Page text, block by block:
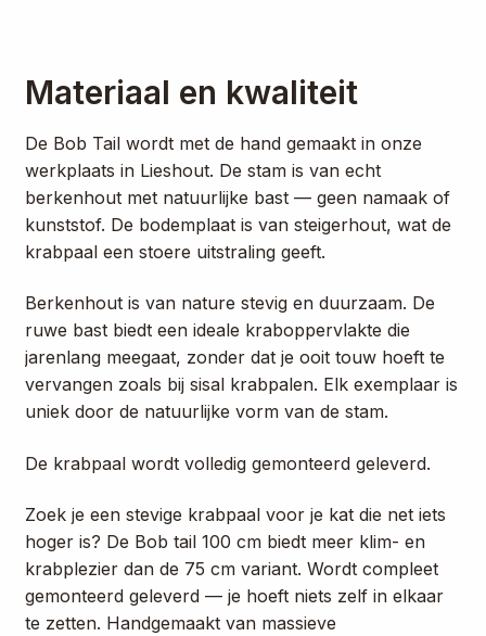
Materiaal en kwaliteit
De Bob Tail wordt met de hand gemaakt in onze
werkplaats in Lieshout. De stam is van echt
berkenhout met natuurlijke bast — geen namaak of
kunststof. De bodemplaat is van steigerhout, wat de
krabpaal een stoere uitstraling geeft.
Berkenhout is van nature stevig en duurzaam. De
ruwe bast biedt een ideale kraboppervlakte die
jarenlang meegaat, zonder dat je ooit touw hoeft te
vervangen zoals bij sisal krabpalen. Elk exemplaar is
uniek door de natuurlijke vorm van de stam.
De krabpaal wordt volledig gemonteerd geleverd.
Zoek je een stevige krabpaal voor je kat die net iets
hoger is? De Bob tail 100 cm biedt meer klim- en
krabplezier dan de 75 cm variant. Wordt compleet
gemonteerd geleverd — je hoeft niets zelf in elkaar
te zetten. Handgemaakt van massieve